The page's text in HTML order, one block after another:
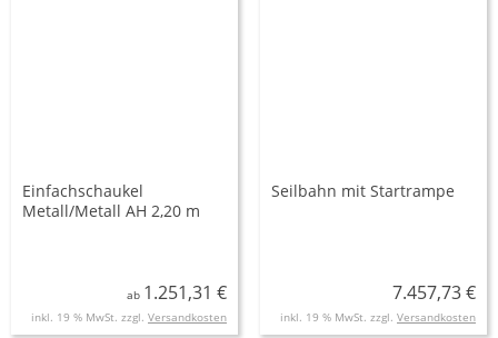
Einfachschaukel
Metall/Metall AH 2,20 m
ab 1.251,31 €
inkl. 19 % MwSt. zzgl. Versandkosten
Seilbahn mit Startrampe
7.457,73 €
inkl. 19 % MwSt. zzgl. Versandkosten